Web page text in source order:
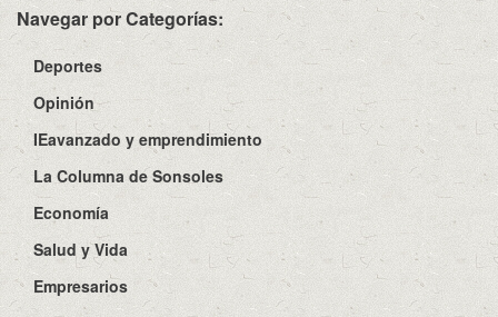
Navegar por Categorías:
Deportes
Opinión
IEavanzado y emprendimiento
La Columna de Sonsoles
Economía
Salud y Vida
Empresarios